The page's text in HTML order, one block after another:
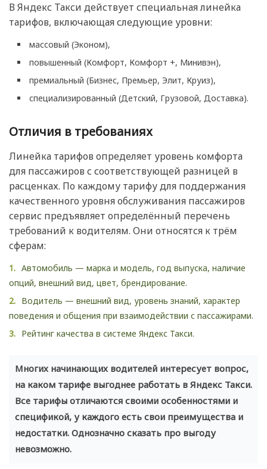
В Яндекс Такси действует специальная линейка
тарифов, включающая следующие уровни:
массовый (Эконом),
повышенный (Комфорт, Комфорт +, Минивэн),
премиальный (Бизнес, Премьер, Элит, Круиз),
специализированный (Детский, Грузовой, Доставка).
Отличия в требованиях
Линейка тарифов определяет уровень комфорта
для пассажиров с соответствующей разницей в
расценках. По каждому тарифу для поддержания
качественного уровня обслуживания пассажиров
сервис предъявляет определённый перечень
требований к водителям. Они относятся к трём
сферам:
Автомобиль — марка и модель, год выпуска, наличие
опций, внешний вид, цвет, брендирование.
Водитель — внешний вид, уровень знаний, характер
поведения и общения при взаимодействии с пассажирами.
Рейтинг качества в системе Яндекс Такси.
Многих начинающих водителей интересует вопрос,
на каком тарифе выгоднее работать в Яндекс Такси.
Все тарифы отличаются своими особенностями и
спецификой, у каждого есть свои преимущества и
недостатки. Однозначно сказать про выгоду
невозможно.